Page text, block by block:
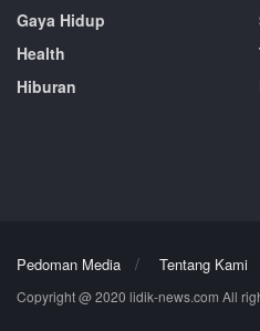
Gaya Hidup
Health
Hiburan
Pedoman Media Tentang Kami
Copyright @ 2020 lidik-news.com All